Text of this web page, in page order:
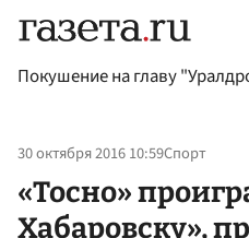
Покушение на главу
30 октября 2016 10:59Спорт
«Тосно»
Хабаровску»,